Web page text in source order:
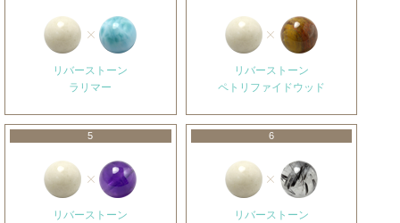
リバーストーン
ラリマー
リバーストーン
ペトリファイドウッド
5
リバーストーン
6
リバーストーン